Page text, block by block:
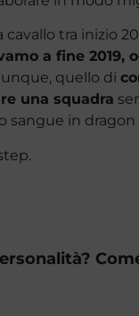
cavallo tra inizio
a fine 2019,
quello di
una squadra
sangue in